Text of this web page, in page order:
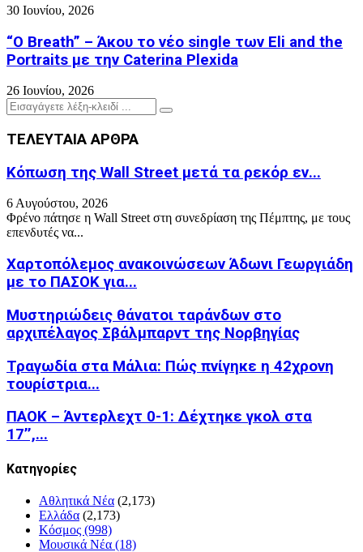
30 Ιουνίου, 2026
“O Breath” – Άκου το νέο single των Eli and the
Portraits με την Caterina Plexida
26 Ιουνίου, 2026
Search
for:
Search
ΤΕΛΕΥΤΑΙΑ ΑΡΘΡΑ
Κόπωση της Wall Street μετά τα ρεκόρ εν...
6 Αυγούστου, 2026
Φρένο πάτησε η Wall Street στη συνεδρίαση της Πέμπτης, με τους
επενδυτές να...
Χαρτοπόλεμος ανακοινώσεων Άδωνι Γεωργιάδη
με το ΠΑΣΟΚ για...
Μυστηριώδεις θάνατοι ταράνδων στο
αρχιπέλαγος Σβάλμπαρντ της Νορβηγίας
Τραγωδία στα Μάλια: Πώς πνίγηκε η 42χρονη
τουρίστρια...
ΠΑΟΚ – Άντερλεχτ 0-1: Δέχτηκε γκολ στα
17’’,...
Kατηγορίες
Αθλητικά Νέα (2,173)
Ελλάδα (2,173)
Κόσμος (998)
Μουσικά Νέα (18)